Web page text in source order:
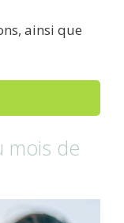
ainsi que
mois de